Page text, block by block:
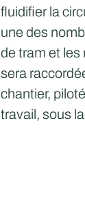
fluidifier la
une des
de tram et les
sera
chantier,
travail, sous